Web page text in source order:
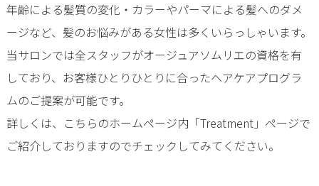
年齢による髪質の変化・カラーやパーマによる髪へのダメ
ージなど、髪のお悩みがある女性は多くいらっしゃいます。
当サロンでは全スタッフがオージュアソムリエの資格を有
しており、お客様ひとりひとりに合ったヘアケアプログラ
ムのご提案が可能です。
詳しくは、こちらのホームページ内「Treatment」ページで
ご紹介しておりますのでチェックしてみてください。